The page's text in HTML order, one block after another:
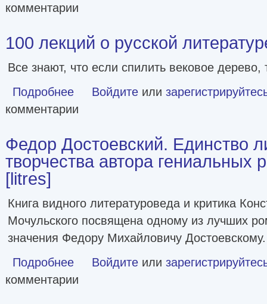
комментарии
100 лекций о русской
Все знают, что если спилить вековое дерево,
Подробнее о 100 лекций о русской литературе ХХ века [litres]
Войдите или
комментарии
Федор Достоевский. Единство
творчества автора гениальных
[litres]
Книга видного литературоведа и критика
Мочульского посвящена одному из лучших
значения Федору Михайловичу Достоевскому.
Подробнее о Федор Достоевский. Единство личной жизни и
Войдите или
комментарии